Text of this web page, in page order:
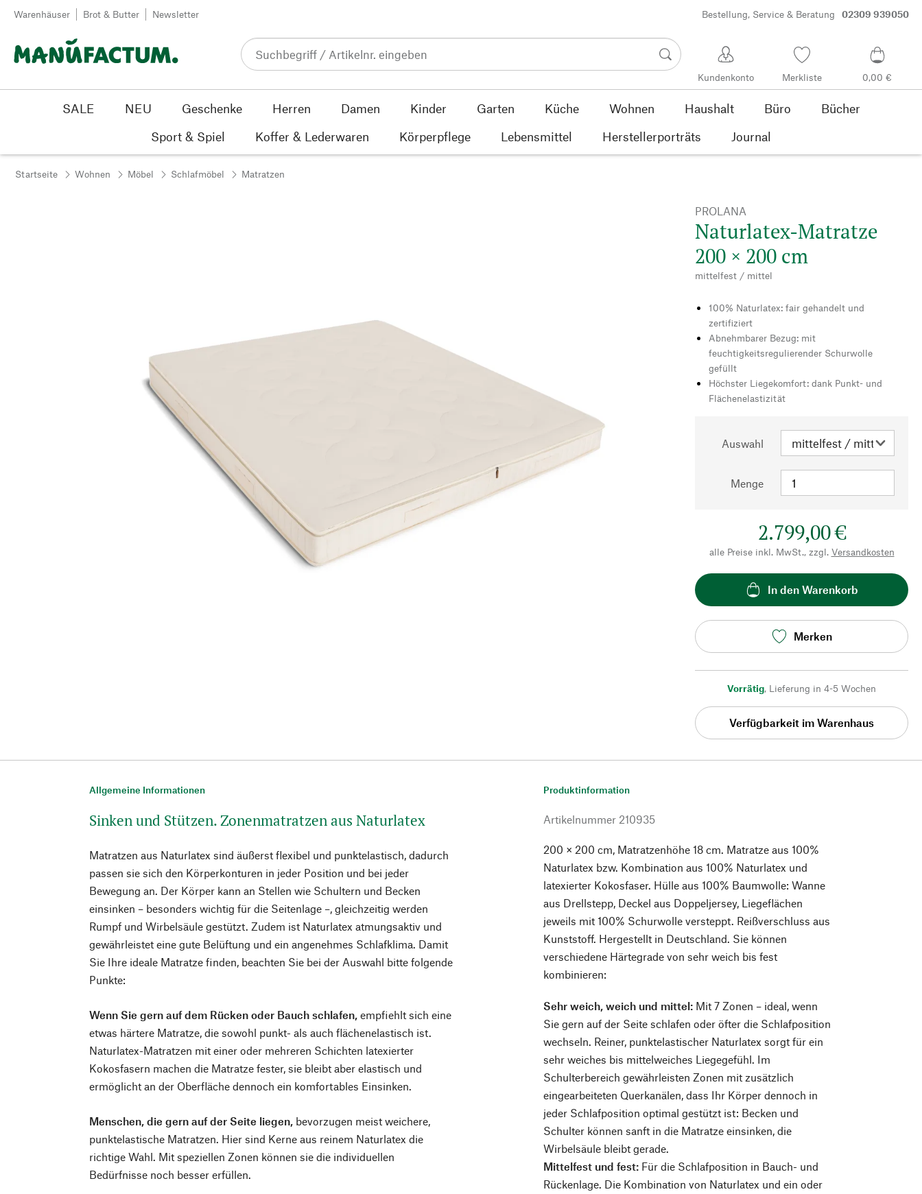
Zum Inhalt springen
Warenhäuser Brot & Butter Newsletter Bestellung, Service & Beratung 02309 939050
Kundenkonto Merkliste 0,00 €
SALE NEU Geschenke Herren Damen Kinder Garten Küche Wohnen Haushalt Büro
Bücher
Sport & Spiel
Koffer & Lederwaren Körperpflege Lebensmittel Herstellerporträts Journal
Startseite Wohnen Möbel Schlafmöbel Matratzen
PROLANA
Naturlatex-Matratze
200 × 200 cm
mittelfest / mittel
100% Naturlatex: fair gehandelt und
zertifiziert
Abnehmbarer Bezug: mit
feuchtigkeitsregulierender Schurwolle
gefüllt
Höchster Liegekomfort: dank Punkt- und
Flächenelastizität
Auswahl
Menge
2.799,00 €
alle Preise inkl. MwSt., zzgl. Versandkosten
In den Warenkorb
Merken
Vorrätig, Lieferung in 4-5 Wochen
Verfügbarkeit im Warenhaus
Allgemeine Informationen
Sinken und Stützen. Zonenmatratzen aus Naturlatex
Matratzen aus Naturlatex sind äußerst flexibel und punktelastisch, dadurch
passen sie sich den Körperkonturen in jeder Position und bei jeder
Bewegung an. Der Körper kann an Stellen wie Schultern und Becken
einsinken – besonders wichtig für die Seitenlage –, gleichzeitig werden
Rumpf und Wirbelsäule gestützt. Zudem ist Naturlatex atmungsaktiv und
gewährleistet eine gute Belüftung und ein angenehmes Schlafklima. Damit
Sie Ihre ideale Matratze finden, beachten Sie bei der Auswahl bitte folgende
Punkte:
Wenn Sie gern auf dem Rücken oder Bauch schlafen, empfiehlt sich eine
etwas härtere Matratze, die sowohl punkt- als auch flächenelastisch ist.
Naturlatex-Matratzen mit einer oder mehreren Schichten latexierter
Kokosfasern machen die Matratze fester, sie bleibt aber elastisch und
ermöglicht an der Oberfläche dennoch ein komfortables Einsinken.
Menschen, die gern auf der Seite liegen, bevorzugen meist weichere,
punktelastische Matratzen. Hier sind Kerne aus reinem Naturlatex die
richtige Wahl. Mit speziellen Zonen können sie die individuellen
Bedürfnisse noch besser erfüllen.
Produktinformation
Artikelnummer 210935
200 × 200 cm, Matratzenhöhe 18 cm. Matratze aus 100%
Naturlatex bzw. Kombination aus 100% Naturlatex und
latexierter Kokosfaser. Hülle aus 100% Baumwolle: Wanne
aus Drellstepp, Deckel aus Doppeljersey, Liegeflächen
jeweils mit 100% Schurwolle versteppt. Reißverschluss aus
Kunststoff. Hergestellt in Deutschland. Sie können
verschiedene Härtegrade von sehr weich bis fest
kombinieren:
Sehr weich, weich und mittel: Mit 7 Zonen – ideal, wenn
Sie gern auf der Seite schlafen oder öfter die Schlafposition
wechseln. Reiner, punktelastischer Naturlatex sorgt für ein
sehr weiches bis mittelweiches Liegegefühl. Im
Schulterbereich gewährleisten Zonen mit zusätzlich
eingearbeiteten Querkanälen, dass Ihr Körper dennoch in
jeder Schlafposition optimal gestützt ist: Becken und
Schulter können sanft in die Matratze einsinken, die
Wirbelsäule bleibt gerade.
Mittelfest und fest: Für die Schlafposition in Bauch- und
Rückenlage. Die Kombination von Naturlatex und ein oder